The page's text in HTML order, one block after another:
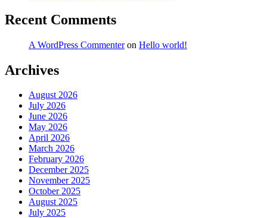
Recent Comments
A WordPress Commenteron Hello world!
Archives
August 2026
July 2026
June 2026
May 2026
April 2026
March 2026
February 2026
December 2025
November 2025
October 2025
August 2025
July 2025